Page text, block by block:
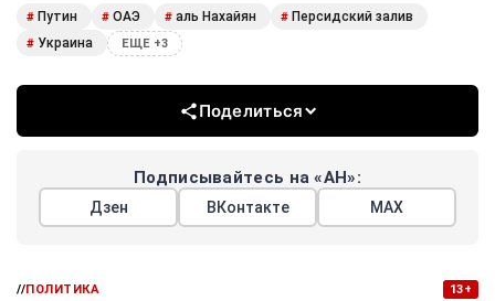
# Путин # ОАЭ # аль Нахайян # Персидский залив
# Украина ЕЩЕ +3
Поделиться
Подписывайтесь на «АН»:
Дзен ВКонтакте МАХ
//ПОЛИТИКА 13+